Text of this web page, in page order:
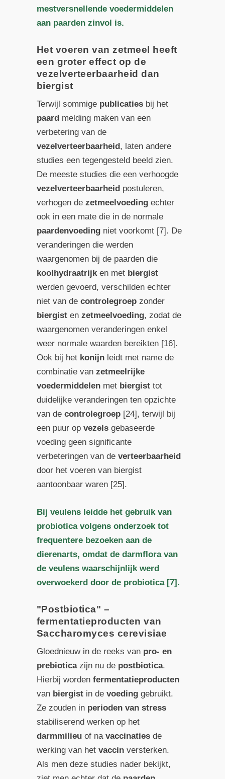
mestversnellende voedermiddelen
aan paarden zinvol is.
Het voeren van zetmeel heeft
een groter effect op de
vezelverteerbaarheid dan
biergist
Terwijl sommige publicatiesbij het
paardmelding maken van een
verbetering van de
vezelverteerbaarheid, laten andere
studies een tegengesteld beeld zien.
De meeste studies die een verhoogde
vezelverteerbaarheidpostuleren,
verhogen de zetmeelvoedingechter
ook in een mate die in de normale
paardenvoedingniet voorkomt [7]. De
veranderingen die werden
waargenomen bij de paarden die
koolhydraatrijken met biergist
werden gevoerd, verschilden echter
niet van de controlegroepzonder
biergisten zetmeelvoeding, zodat de
waargenomen veranderingen enkel
weer normale waarden bereikten [16].
Ook bij het konijnleidt met name de
combinatie van zetmeelrijke
voedermiddelenmet biergisttot
duidelijke veranderingen ten opzichte
van de controlegroep[24], terwijl bij
een puur op vezelsgebaseerde
voeding geen significante
verbeteringen van de verteerbaarheid
door het voeren van biergist
aantoonbaar waren [25].
Bij veulens leidde het gebruik van
probiotica volgens onderzoek tot
frequentere bezoeken aan de
dierenarts, omdat de darmflora van
de veulens waarschijnlijk werd
overwoekerd door de probiotica [7].
"Postbiotica" –
fermentatieproducten van
Saccharomyces cerevisiae
Gloednieuw in de reeks van pro- en
prebioticazijn nu de postbiotica.
Hierbij worden fermentatieproducten
van biergistin de voedinggebruikt.
Ze zouden in perioden van stress
stabiliserend werken op het
darmmilieuof na vaccinatiesde
werking van het vaccinversterken.
Als men deze studies nader bekijkt,